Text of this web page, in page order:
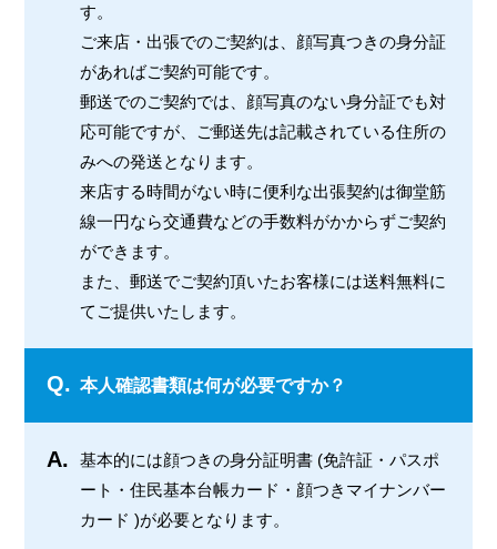
す。
ご来店・出張でのご契約は、顔写真つきの身分証
があればご契約可能です。
郵送でのご契約では、顔写真のない身分証でも対
応可能ですが、ご郵送先は記載されている住所の
みへの発送となります。
来店する時間がない時に便利な出張契約は御堂筋
線一円なら交通費などの手数料がかからずご契約
ができます。
また、郵送でご契約頂いたお客様には送料無料に
てご提供いたします。
Q. 本人確認書類は何が必要ですか？
A.
基本的には顔つきの身分証明書 (免許証・パスポ
ート・住民基本台帳カード・顔つきマイナンバー
カード )が必要となります。